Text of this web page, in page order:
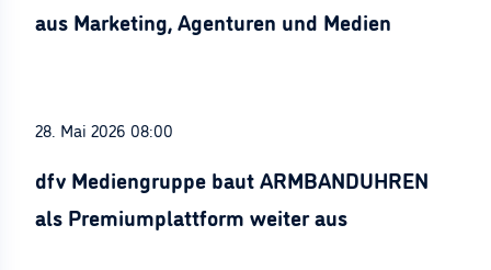
aus Marketing, Agenturen und Medien
28. Mai 2026 08:00
dfv Mediengruppe baut ARMBANDUHREN
als Premiumplattform weiter aus